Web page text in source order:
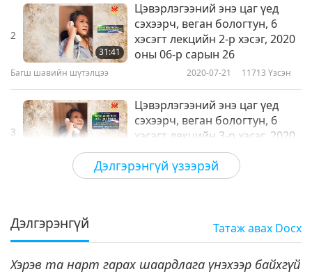
Дэлгэрэнгүй үзээрэй
2
31:41
Цэвэрлэгээний энэ цаг үед
сэхээрч, веган бологтун, 6
хэсэгт лекцийн 2-р хэсэг, 2020
оны 06-р сарын 26
Багш шавийн шүтэлцээ 2020-07-21 11713 Үзсэн
3
Цэвэрлэгээний энэ цаг үед
сэхээрч, веган бологтун, 6
хэсэгт лекцийн 3-р хэсэг, 2020
оны 06-р сарын 26
Багш шавийн шүтэлцээ 2020-07-22
4
31:27
хэсэгт лекцийн 4-р хэсэг, 2020
оны 06-р сарын 26
Багш шавийн шүтэлцээ 2020-07-23 11152Үзсэн
Дэлгэрэнгүй Татаж авах Docx
Хэрэв та нарт гарах шаардлага үнэхээр байхгүй